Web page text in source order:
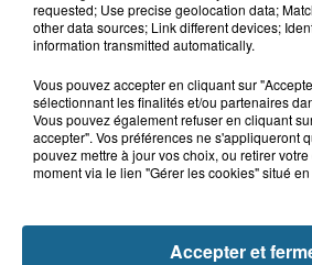
NOS AUTRES
requested; Use precise geolocation data;
other data sources; Link different devices;
information transmitted automatically.
Vous pouvez accepter en cliquant sur
sélectionnant les finalités et/ou partenaires
Vous pouvez également refuser en cliquant
accepter". Vos préférences ne s'appliqueront
pouvez mettre à jour vos choix, ou retirer
moment via le lien "Gérer les cookies" situé
Accepter et